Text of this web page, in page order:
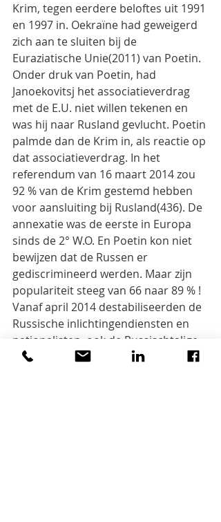
Krim, tegen eerdere beloftes uit 1991
en 1997 in. Oekraïne had geweigerd
zich aan te sluiten bij de
Euraziatische Unie(2011) van Poetin.
Onder druk van Poetin, had
Janoekovitsj het associatieverdrag
met de E.U. niet willen tekenen en
was hij naar Rusland gevlucht. Poetin
palmde dan de Krim in, als reactie op
dat associatieverdrag. In het
referendum van 16 maart 2014 zou
92 % van de Krim gestemd hebben
voor aansluiting bij Rusland(436). De
annexatie was de eerste in Europa
sinds de 2° W.O. En Poetin kon niet
bewijzen dat de Russen er
gediscrimineerd werden. Maar zijn
populariteit steeg van 66 naar 89 % !
Vanaf april 2014 destabiliseerden de
Russische inlichtingendiensten en
nationalisten  ook de Russischtalige
gebieden van Oost- en Zuid-